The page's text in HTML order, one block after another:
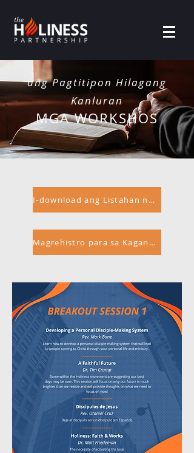
ang Pagtitipon Hilagang
Kanluran
MGA WORKSHOS
I-download ang Listahan ng Workshop
Magrehistro para sa Kaganapan